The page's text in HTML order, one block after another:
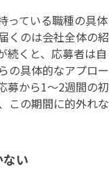
っている職種の具体
くのは会社全体の紹
続くと、応募者は自
の具体的なアプロー
募から1〜2週間の初
この期間に的外れな
い